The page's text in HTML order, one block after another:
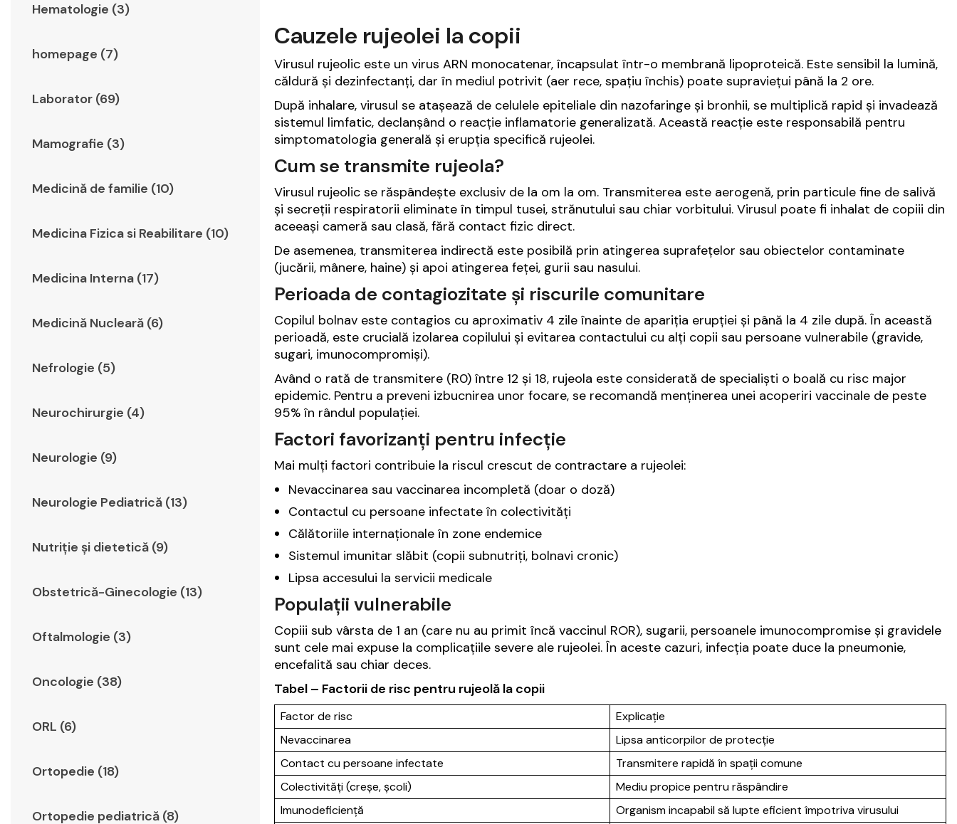
Hematologie (3)
homepage (7)
Laborator (69)
Mamografie (3)
Medicină de familie (10)
Medicina Fizica si Reabilitare (10)
Medicina Interna (17)
Medicină Nucleară (6)
Nefrologie (5)
Neurochirurgie (4)
Neurologie (9)
Neurologie Pediatrică (13)
Nutriție și dietetică (9)
Obstetrică-Ginecologie (13)
Oftalmologie (3)
Oncologie (38)
ORL (6)
Ortopedie (18)
Ortopedie pediatrică (8)
Cauzele rujeolei la copii
Virusul rujeolic este un virus ARN monocatenar, încapsulat într-o membrană lipoproteică. Este sensibil la lumină,
căldură și dezinfectanți, dar în mediul potrivit (aer rece, spațiu închis) poate supraviețui până la 2 ore.
După inhalare, virusul se atașează de celulele epiteliale din nazofaringe și bronhii, se multiplică rapid și invadează
sistemul limfatic, declanșând o reacție inflamatorie generalizată. Această reacție este responsabilă pentru
simptomatologia generală și erupția specifică rujeolei.
Cum se transmite rujeola?
Virusul rujeolic se răspândește exclusiv de la om la om. Transmiterea este aerogenă, prin particule fine de salivă
și secreții respiratorii eliminate în timpul tusei, strănutului sau chiar vorbitului. Virusul poate fi inhalat de copiii din
aceeași cameră sau clasă, fără contact fizic direct.
De asemenea, transmiterea indirectă este posibilă prin atingerea suprafețelor sau obiectelor contaminate
(jucării, mânere, haine) și apoi atingerea feței, gurii sau nasului.
Perioada de contagiozitate și riscurile comunitare
Copilul bolnav este contagios cu aproximativ 4 zile înainte de apariția erupției și până la 4 zile după. În această
perioadă, este crucială izolarea copilului și evitarea contactului cu alți copii sau persoane vulnerabile (gravide,
sugari, imunocompromiși).
Având o rată de transmitere (R0) între 12 și 18, rujeola este considerată de specialiști o boală cu risc major
epidemic. Pentru a preveni izbucnirea unor focare, se recomandă menținerea unei acoperiri vaccinale de peste
95% în rândul populației.
Factori favorizanți pentru infecție
Mai mulți factori contribuie la riscul crescut de contractare a rujeolei:
Nevaccinarea sau vaccinarea incompletă (doar o doză)
Contactul cu persoane infectate în colectivități
Călătoriile internaționale în zone endemice
Sistemul imunitar slăbit (copii subnutriți, bolnavi cronic)
Lipsa accesului la servicii medicale
Populații vulnerabile
Copiii sub vârsta de 1 an (care nu au primit încă vaccinul ROR), sugarii, persoanele imunocompromise și gravidele
sunt cele mai expuse la complicațiile severe ale rujeolei. În aceste cazuri, infecția poate duce la pneumonie,
encefalită sau chiar deces.
Tabel – Factorii de risc pentru rujeolă la copii
Factor de risc
Explicație
Nevaccinarea
Lipsa anticorpilor de protecție
Contact cu persoane infectate
Transmitere rapidă în spații comune
Colectivități (creșe, școli)
Mediu propice pentru răspândire
Imunodeficiență
Organism incapabil să lupte eficient împotriva virusului